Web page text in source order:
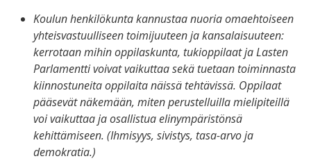
Koulun henkilökunta kannustaa nuoria omaehtoiseen
yhteisvastuulliseen toimijuuteen ja kansalaisuuteen:
kerrotaan mihin oppilaskunta, tukioppilaat ja Lasten
Parlamentti voivat vaikuttaa sekä tuetaan toiminnasta
kiinnostuneita oppilaita näissä tehtävissä. Oppilaat
pääsevät näkemään, miten perustelluilla mielipiteillä
voi vaikuttaa ja osallistua elinympäristönsä
kehittämiseen. (Ihmisyys, sivistys, tasa-arvo ja
demokratia.)